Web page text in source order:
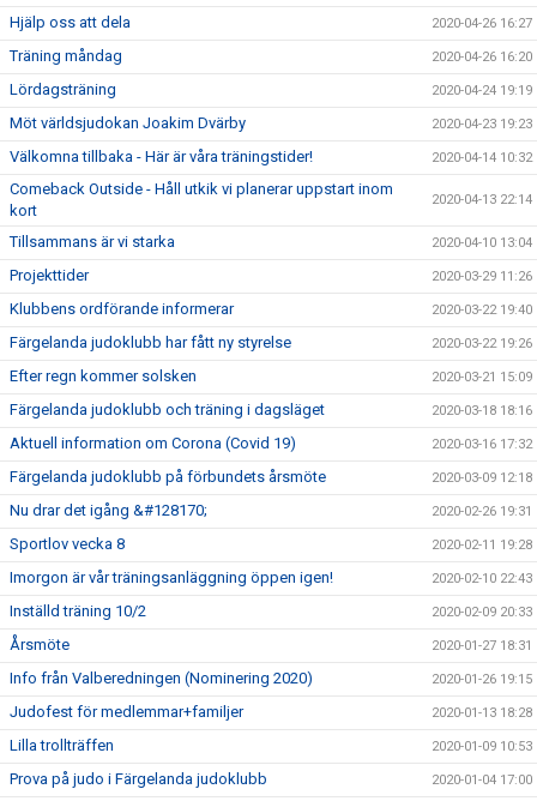
Hjälp oss att dela 2020-04-26 16:27
Träning måndag 2020-04-26 16:20
Lördagsträning 2020-04-24 19:19
Möt världsjudokan Joakim Dvärby 2020-04-23 19:23
Välkomna tillbaka - Här är våra träningstider! 2020-04-14 10:32
Comeback Outside - Håll utkik vi planerar uppstart inom
kort
2020-04-13 22:14
Tillsammans är vi starka 2020-04-10 13:04
Projekttider 2020-03-29 11:26
Klubbens ordförande informerar 2020-03-22 19:40
Färgelanda judoklubb har fått ny styrelse 2020-03-22 19:26
Efter regn kommer solsken 2020-03-21 15:09
Färgelanda judoklubb och träning i dagsläget 2020-03-18 18:16
Aktuell information om Corona (Covid 19) 2020-03-16 17:32
Färgelanda judoklubb på förbundets årsmöte 2020-03-09 12:18
Nu drar det igång &#128170; 2020-02-26 19:31
Sportlov vecka 8 2020-02-11 19:28
Imorgon är vår träningsanläggning öppen igen! 2020-02-10 22:43
Inställd träning 10/2 2020-02-09 20:33
Årsmöte 2020-01-27 18:31
Info från Valberedningen (Nominering 2020) 2020-01-26 19:15
Judofest för medlemmar+familjer 2020-01-13 18:28
Lilla trollträffen 2020-01-09 10:53
Prova på judo i Färgelanda judoklubb 2020-01-04 17:00